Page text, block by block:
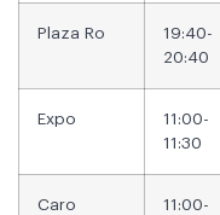
Plaza Ro
19:40-
20:40
Expo
11:00-
11:30
Caro
11:00-